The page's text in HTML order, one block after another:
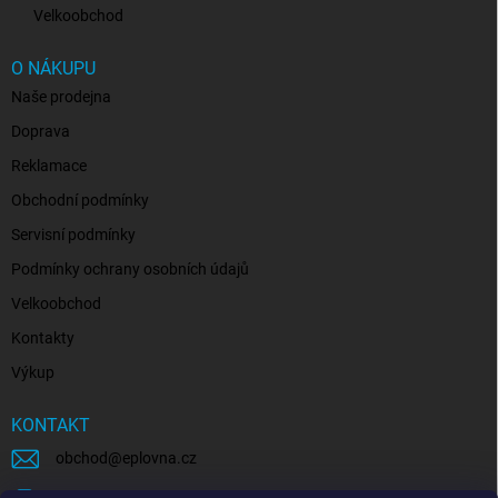
Velkoobchod
O NÁKUPU
Naše prodejna
Doprava
Reklamace
Obchodní podmínky
Servisní podmínky
Podmínky ochrany osobních údajů
Velkoobchod
Kontakty
Výkup
KONTAKT
obchod @eplovna.cz